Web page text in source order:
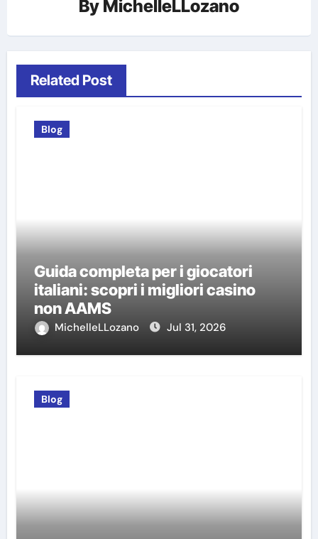
By MichelleLLozano
Related Post
Blog
Guida completa per i giocatori
italiani: scopri i migliori casino
non AAMS
MichelleLLozano Jul 31, 2026
Blog